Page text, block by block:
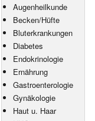
Augenheilkunde
Becken/Hüfte
Bluterkrankungen
Diabetes
Endokrinologie
Ernährung
Gastroenterologie
Gynäkologie
Haut u. Haar